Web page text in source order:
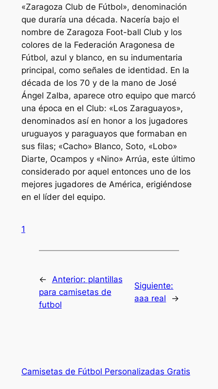
«Zaragoza Club de Fútbol», denominación
que duraría una década. Nacería bajo el
nombre de Zaragoza Foot-ball Club y los
colores de la Federación Aragonesa de
Fútbol, azul y blanco, en su indumentaria
principal, como señales de identidad. En la
década de los 70 y de la mano de José
Ángel Zalba, aparece otro equipo que marcó
una época en el Club: «Los Zaraguayos»,
denominados así en honor a los jugadores
uruguayos y paraguayos que formaban en
sus filas; «Cacho» Blanco, Soto, «Lobo»
Diarte, Ocampos y «Nino» Arrúa, este último
considerado por aquel entonces uno de los
mejores jugadores de América, erigiéndose
en el líder del equipo.
1
← Anterior: plantillas
para camisetas de
futbol
Siguiente:
aaa real
→
Camisetas de Fútbol Personalizadas Gratis